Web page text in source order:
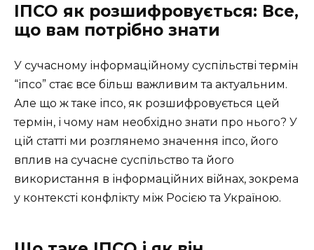
ІПСО як розшифровується: Все,
що вам потрібно знати
У сучасному інформаційному суспільстві термін
“іпсо” стає все більш важливим та актуальним.
Але що ж таке іпсо, як розшифровується цей
термін, і чому нам необхідно знати про нього? У
цій статті ми розглянемо значення іпсо, його
вплив на сучасне суспільство та його
використання в інформаційних війнах, зокрема
у контексті конфлікту між Росією та Україною.